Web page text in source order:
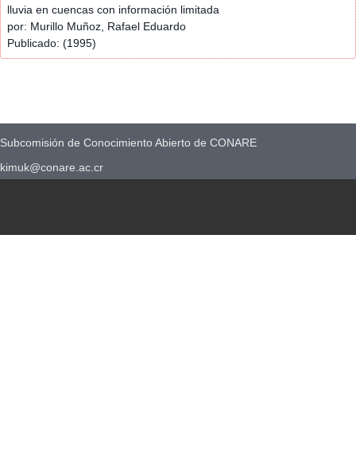
lluvia en cuencas con información limitada
por: Murillo Muñoz, Rafael Eduardo
Publicado: (1995)
Subcomisión de Conocimiento Abierto de CONARE
kimuk@conare.ac.cr